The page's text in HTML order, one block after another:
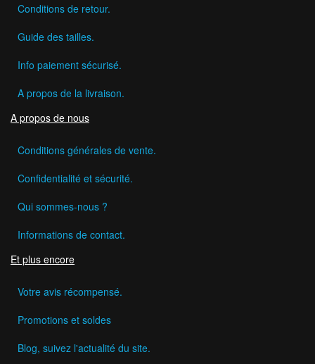
Conditions de retour.
Guide des tailles.
Info paiement sécurisé.
A propos de la livraison.
A propos de nous
Conditions générales de vente.
Confidentialité et sécurité.
Qui sommes-nous ?
Informations de contact.
Et plus encore
Votre avis récompensé.
Promotions et soldes
Blog, suivez l'actualité du site.